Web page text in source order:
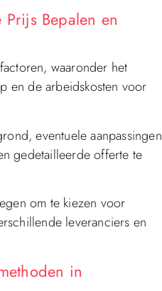
Bepalen en
waaronder het
en de arbeidskosten voor
eventuele aanpassingen
gedetailleerde offerte te
om te kiezen voor
leveranciers en
in